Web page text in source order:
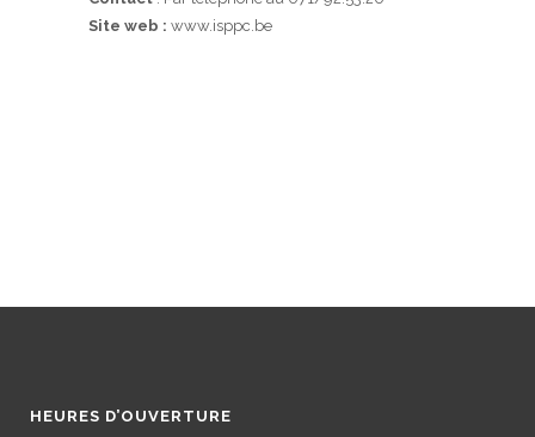
Site web : www.isppc.be
HEURES D’OUVERTURE